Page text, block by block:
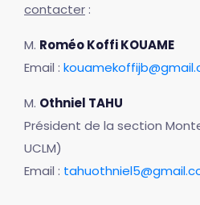
contacter :
M. Roméo Koffi KOUAME
Email :
M. Othniel TAHU
Président de la section
UCLM)
Email :